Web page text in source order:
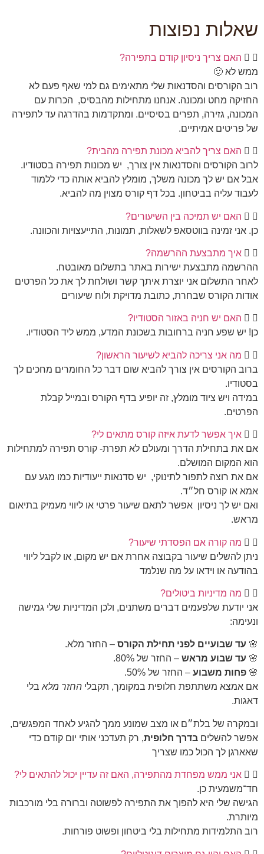
שאלות נפוצות
האם צריך ניסיון קודם בתפירה?
ממש לא 🙂
רוב הקורסים והסדנאות שלי מתאימים גם למי שאף פעם לא
החזיקה מחט ומכונה. אנחנו מתחילות מהבסיס, הכרות עם
המכונה, גזירה, תפרים בסיסיים. ומתקדמות בהדרגה עד לתפירה
של פריטים אמיתיים.
האם צריך להביא מכונת תפירה מהבית?
לרוב הקורסים והסדנאות אין צורך, יש מכונות תפירה בסטודיו.
אבל אם יש לך מכונה משלך, מומלץ להביא אותה כדי ללמוד
לעבוד עליה בביטחון. בכל דף קורס מצוין מה להביא.
האם יש תמיכה בין השיעורים?
כן. אני זמינה בווטסאפ לשאלות, תמונות, התייעצויות והכוונה.
איך מתבצעת ההרשמה?
ההרשמה מתבצעת ישירות באתר בתשלום מאובטח.
לאחר התשלום אני יוצרת איתך קשר ושולחת לך את כל הפרטים
אודות הקורס שבחרת, כתובת מדויקת ולוח שיעורים
האם יש חניה באזור הסטודיו?
כן! יש שפע חניה ברחובות בשכונת המדע, ממש ליד הסטודיו.
מה אני צריכה להביא לשיעור הראשון?
ברוב הקורסים אין צורך להביא שום דבר כל החומרים מחכים לך
בסטודיו.
במידה ויש ציוד מומלץ, זה יופיע בדף הקורס ובמייל קבלת
הפרטים.
איך אפשר לדעת איזה קורס מתאים לי?
אם את בתחילת הדרך ומעולם לא תפרת- קורס תפירה למתחילות
הוא המקום המושלם.
אם את רוצה לתפור לתינוקי, יש סדנאות ייעודיות כמו מגע עם
אמא או קורס חל״ד.
ואם יש לך ניסיון אפשר לתאם שיעור פרטי או ליווי מעמיק בתיאום
מראש.
מה קורה אם הפסדתי שיעור?
ניתן להשלים שיעור בקבוצה אחרת אם יש מקום, או לקבל ליווי
בהודעה או וידאו על מה שנלמד
מה מדיניות ביטולים?
אני יודעת שלפעמים דברים משתנים, ולכן המדיניות שלי גמישה
ונעימה:
🌸 עד שבועיים לפני תחילת הקורס – החזר מלא.
🌸 עד שבוע מראש – החזר של 80%.
🌸 פחות משבוע – החזר של 50%.
אם אמצא משתתפת חלופית במקומך, תקבלי החזר מלא בלי
דאגות.
ובמקרה של בלת״ם או מצב שמונע ממך להגיע לאחד המפגשים,
אפשר להשלים בדרך חלופית, רק תעדכני אותי יום קודם כדי
שאארגן לך הכול כמו שצריך
אני ממש מפחדת מהתפירה, האם זה עדיין יכול להתאים לי?
חד־משמעית כן.
הגישה שלי היא להפוך את התפירה לפשוטה וברורה בלי מורכבות
מיותרת.
רוב התלמידות מתחילות בלי ביטחון ופשוט פורחות.